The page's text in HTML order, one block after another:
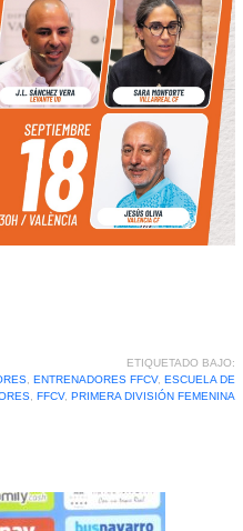
ETIQUETADO BAJO:
, ENTRENADORES FFCV, ESCUELA DE
, FFCV, PRIMERA DIVISIÓN FEMENINA